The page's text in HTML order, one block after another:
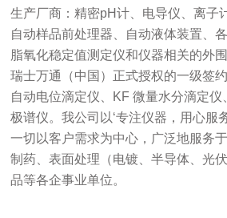
生产厂商：精密pH计、电导仪、离子
自动样品前处理器、自动液体装置、
脂氧化稳定值测定仪和仪器相关的外
瑞士万通（中国）正式授权的一级签
自动电位滴定仪、KF 微量水分滴定仪
极谱仪。我公司以‘专注仪器，用心服
一切以客户需求为中心，广泛地服务
制药、表面处理（电镀、半导体、光
品等各企事业单位。